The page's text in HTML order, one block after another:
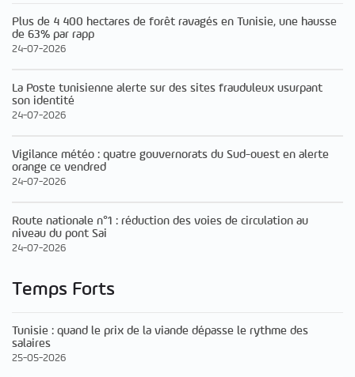
Plus de 4 400 hectares de forêt ravagés en Tunisie, une hausse
de 63% par rapp
24-07-2026
La Poste tunisienne alerte sur des sites frauduleux usurpant
son identité
24-07-2026
Vigilance météo : quatre gouvernorats du Sud-ouest en alerte
orange ce vendred
24-07-2026
Route nationale n°1 : réduction des voies de circulation au
niveau du pont Sai
24-07-2026
Temps Forts
Tunisie : quand le prix de la viande dépasse le rythme des
salaires
25-05-2026